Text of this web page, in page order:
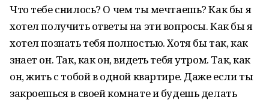
Что тебе снилось? О чем ты мечтаешь? Как бы я
хотел получить ответы на эти вопросы. Как бы я
хотел познать тебя полностью. Хотя бы так, как
знает он. Так, как он, видеть тебя утром. Так, как
он, жить с тобой в одной квартире. Даже если ты
закроешься в своей комнате и будешь делать